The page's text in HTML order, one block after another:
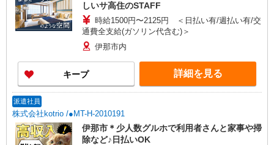
しいサ高住のSTAFF
時給1500円〜2125円 ＜日払い有/週払い有/交
通費全支給(ガソリン代含む)＞
伊那市内
キープ 詳細を見る
派遣社員
株式会社kotrio /●MT-H-2010191
伊那市＊少人数グルホで利用者さんと家事や掃
除など♪日払いOK